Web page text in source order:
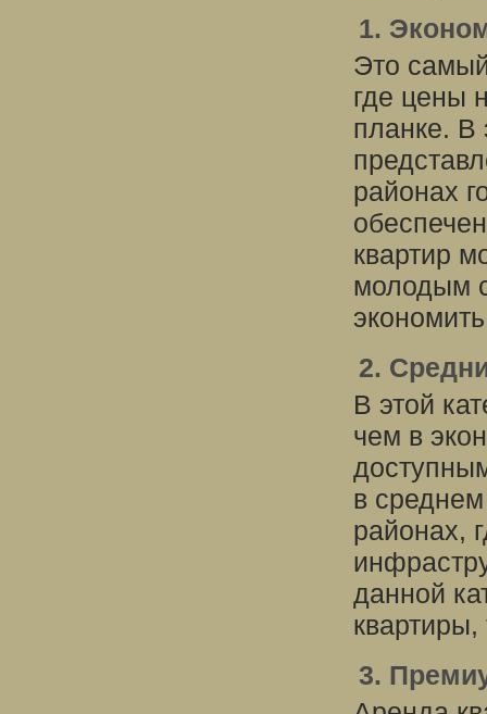
1.
Это
где цены
планке. В
районах
квартир
молодым
2.
В этой
чем в
в
районах,
данной
3.